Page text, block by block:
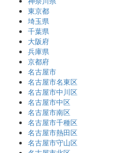
東京都
埼玉県
千葉県
大阪府
兵庫県
京都府
名古屋市
名古屋市名東区
名古屋市中川区
名古屋市中区
名古屋市南区
名古屋市千種区
名古屋市熱田区
名古屋市守山区